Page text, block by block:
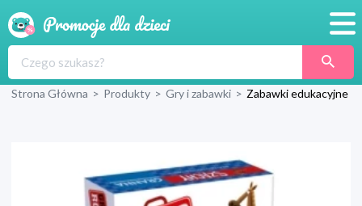
Produkty
Blog
Strona Główna > Produkty > Gry i zabawki > Zabawki edukacyjne